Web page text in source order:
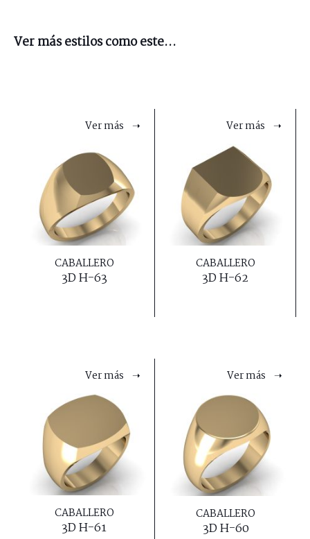
Ver más estilos como este...
Ver más ➝
CABALLERO
3D H-63
Ver más ➝
CABALLERO
3D H-62
Ver más ➝
CABALLERO
3D H-61
Ver más ➝
CABALLERO
3D H-60